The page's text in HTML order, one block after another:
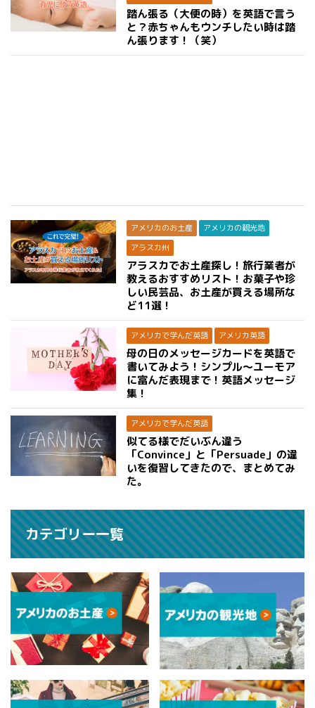
踏ん張る（大便の時）を英語で言う
と？赤ちゃんもウンチしたい時は踏
ん張ります！（笑）
アメリカのお土産
アメリカの観光地
アラスカ州
アラスカでお土産探し！旅行業者が
教えるおすすめリスト！お菓子や珍
しい民芸品、お土産が買える場所な
ど11選！
アメリカで学んだ英語 アメリカ英語
母の日のメッセージカードを英語で
書いてみよう！シンプル〜ユーモア
に富んだ表現まで！英語メッセージ
集！
アメリカで学んだ英語
似てる様でだいぶん違う
「Convince」と「Persuade」の違
いを復習してきたので、まとめてみ
た。
カテゴリー一覧